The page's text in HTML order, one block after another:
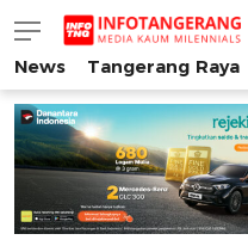
INFO TANGERANG
Media Kaum
News Tangerang Raya